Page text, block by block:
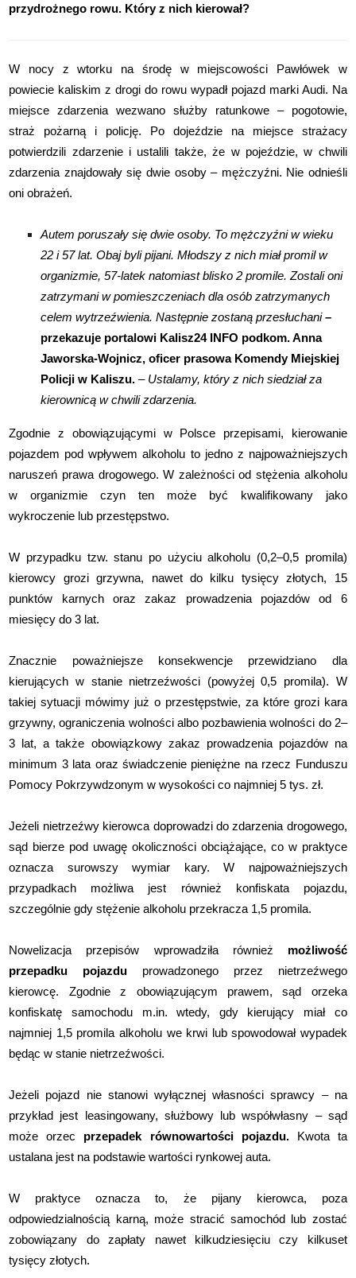
przydrożnego rowu. Który z nich kierował?
W nocy z wtorku na środę w miejscowości Pawłówek w
powiecie kaliskim z drogi do rowu wypadł pojazd marki Audi. Na
miejsce zdarzenia wezwano służby ratunkowe – pogotowie,
straż pożarną i policję. Po dojeździe na miejsce strażacy
potwierdzili zdarzenie i ustalili także, że w pojeździe, w chwili
zdarzenia znajdowały się dwie osoby – mężczyźni. Nie odnieśli
oni obrażeń.
Autem poruszały się dwie osoby. To mężczyźni w wieku
22 i 57 lat. Obaj byli pijani. Młodszy z nich miał promil w
organizmie, 57-latek natomiast blisko 2 promile. Zostali oni
zatrzymani w pomieszczeniach dla osób zatrzymanych
celem wytrzeźwienia. Następnie zostaną przesłuchani –
przekazuje portalowi Kalisz24 INFO podkom. Anna
Jaworska-Wojnicz, oficer prasowa Komendy Miejskiej
Policji w Kaliszu.– Ustalamy, który z nich siedział za
kierownicą w chwili zdarzenia.
Zgodnie z obowiązującymi w Polsce przepisami, kierowanie
pojazdem pod wpływem alkoholu to jedno z najpoważniejszych
naruszeń prawa drogowego. W zależności od stężenia alkoholu
w organizmie czyn ten może być kwalifikowany jako
wykroczenie lub przestępstwo.
W przypadku tzw. stanu po użyciu alkoholu (0,2–0,5 promila)
kierowcy grozi grzywna, nawet do kilku tysięcy złotych, 15
punktów karnych oraz zakaz prowadzenia pojazdów od 6
miesięcy do 3 lat.
Znacznie poważniejsze konsekwencje przewidziano dla
kierujących w stanie nietrzeźwości (powyżej 0,5 promila). W
takiej sytuacji mówimy już o przestępstwie, za które grozi kara
grzywny, ograniczenia wolności albo pozbawienia wolności do 2–
3 lat, a także obowiązkowy zakaz prowadzenia pojazdów na
minimum 3 lata oraz świadczenie pieniężne na rzecz Funduszu
Pomocy Pokrzywdzonym w wysokości co najmniej 5 tys. zł.
Jeżeli nietrzeźwy kierowca doprowadzi do zdarzenia drogowego,
sąd bierze pod uwagę okoliczności obciążające, co w praktyce
oznacza surowszy wymiar kary. W najpoważniejszych
przypadkach możliwa jest również konfiskata pojazdu,
szczególnie gdy stężenie alkoholu przekracza 1,5 promila.
Nowelizacja przepisów wprowadziła również możliwość
przepadku pojazdu prowadzonego przez nietrzeźwego
kierowcę. Zgodnie z obowiązującym prawem, sąd orzeka
konfiskatę samochodu m.in. wtedy, gdy kierujący miał co
najmniej 1,5 promila alkoholu we krwi lub spowodował wypadek
będąc w stanie nietrzeźwości.
Jeżeli pojazd nie stanowi wyłącznej własności sprawcy – na
przykład jest leasingowany, służbowy lub współwłasny – sąd
może orzec przepadek równowartości pojazdu.Kwota ta
ustalana jest na podstawie wartości rynkowej auta.
W praktyce oznacza to, że pijany kierowca, poza
odpowiedzialnością karną, może stracić samochód lub zostać
zobowiązany do zapłaty nawet kilkudziesięciu czy kilkuset
tysięcy złotych.